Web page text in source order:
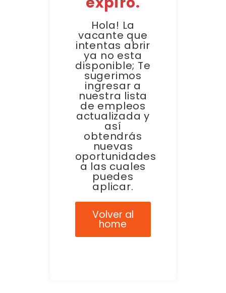
Hola! La
vacante que
intentas abrir
ya no esta
disponible; Te
sugerimos
ingresar a
nuestra lista
de empleos
actualizada y
así
obtendrás
nuevas
oportunidades
a las cuales
puedes
aplicar.
Volver al
home